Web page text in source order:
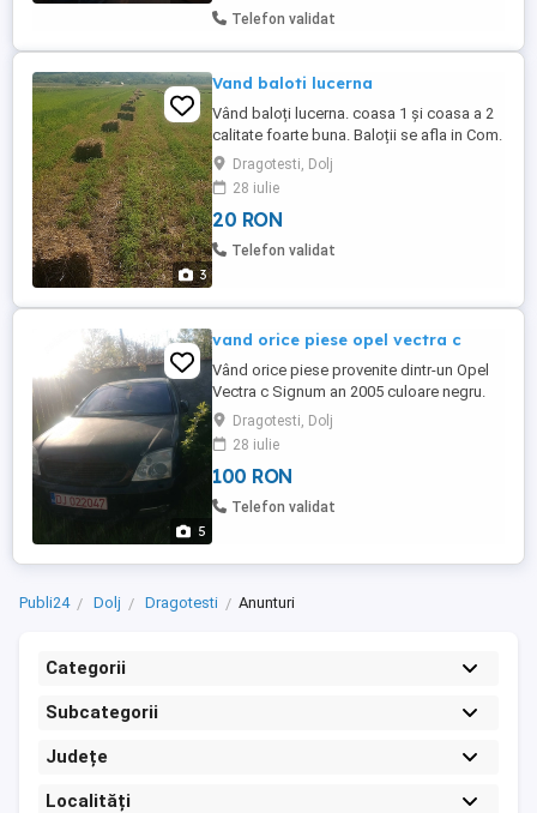
Telefon validat
3
Vand baloti lucerna
Vând baloți lucerna. coasa 1 și coasa a 2
calitate foarte buna. Baloții se afla in Com.
Drăgotești, Jud. Dolj Mai multe detalii la
tel. .
Dragotesti, Dolj
28 iulie
20 RON
Telefon validat
5
vand orice piese opel vectra c
Vând orice piese provenite dintr-un Opel
Vectra c Signum an 2005 culoare negru.
Mai multe informații la tel.
Dragotesti, Dolj
28 iulie
100 RON
Telefon validat
Publi24 Dolj Dragotesti Anunturi
Categorii
Subcategorii
Județe
Localități